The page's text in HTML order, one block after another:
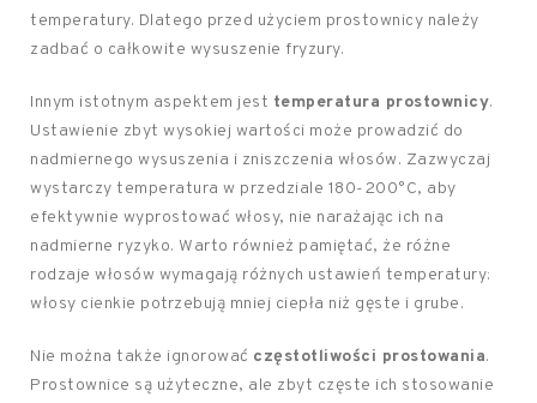
temperatury. Dlatego przed użyciem prostownicy należy
zadbać o całkowite wysuszenie fryzury.
Innym istotnym aspektem jest temperatura prostownicy.
Ustawienie zbyt wysokiej wartości może prowadzić do
nadmiernego wysuszenia i zniszczenia włosów. Zazwyczaj
wystarczy temperatura w przedziale 180-200°C, aby
efektywnie wyprostować włosy, nie narażając ich na
nadmierne ryzyko. Warto również pamiętać, że różne
rodzaje włosów wymagają różnych ustawień temperatury:
włosy cienkie potrzebują mniej ciepła niż gęste i grube.
Nie można także ignorować częstotliwości prostowania.
Prostownice są użyteczne, ale zbyt częste ich stosowanie